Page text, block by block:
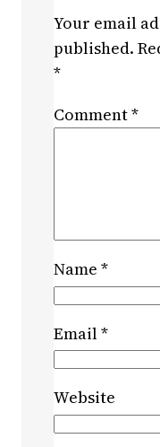
Your email
published.
*
Comment*
Name *
Email*
Website